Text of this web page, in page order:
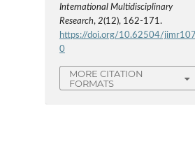
International Multidisciplinary
Research,2(12), 162-171.
https://doi.org/10.62504/jimr107
0
MORE CITATION
FORMATS